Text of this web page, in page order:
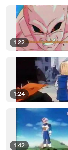
1:22
1:24
1:42